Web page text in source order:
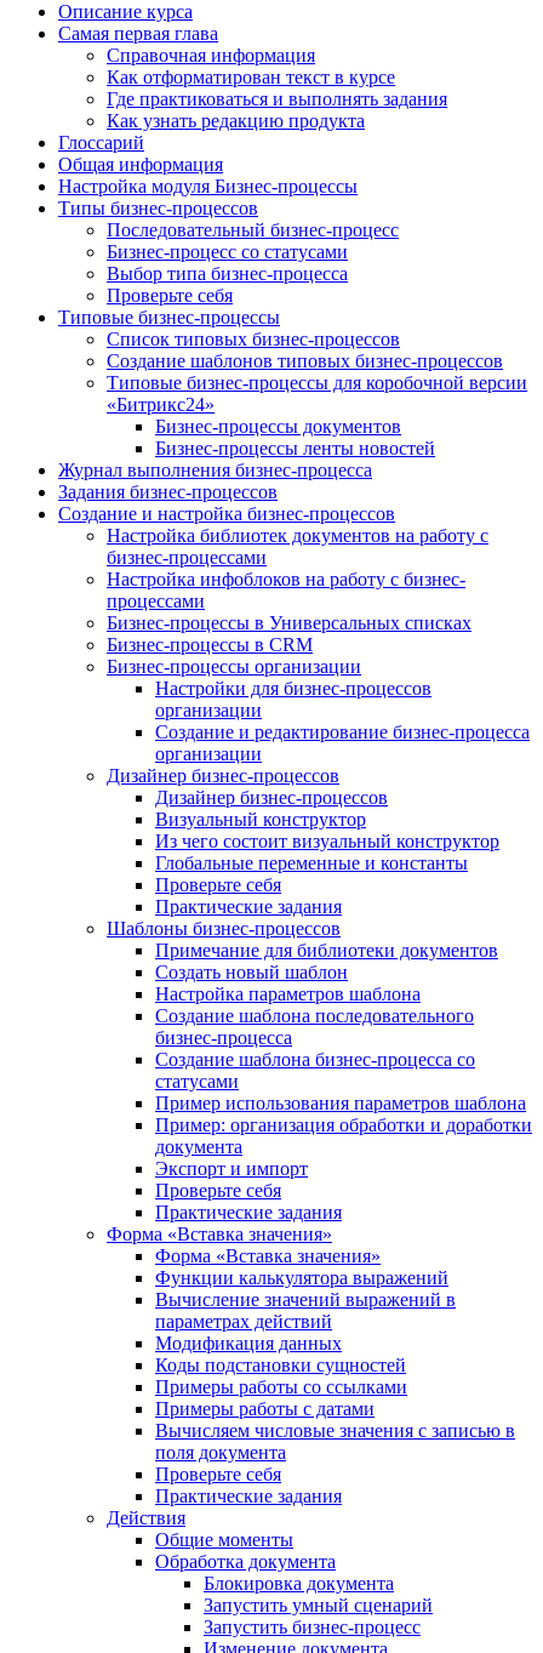
Описание курса
Самая первая глава
Справочная информация
Как отформатирован текст в курсе
Где практиковаться и выполнять задания
Как узнать редакцию продукта
Глоссарий
Общая информация
Настройка модуля Бизнес-процессы
Типы бизнес-процессов
Последовательный бизнес-процесс
Бизнес-процесс со статусами
Выбор типа бизнес-процесса
Проверьте себя
Типовые бизнес-процессы
Список типовых бизнес-процессов
Создание шаблонов типовых бизнес-процессов
Типовые бизнес-процессы для коробочной версии
«Битрикс24»
Бизнес-процессы документов
Бизнес-процессы ленты новостей
Журнал выполнения бизнес-процесса
Задания бизнес-процессов
Создание и настройка бизнес-процессов
Настройка библиотек документов на работу с
бизнес-процессами
Настройка инфоблоков на работу с бизнес-
процессами
Бизнес-процессы в Универсальных списках
Бизнес-процессы в CRM
Бизнес-процессы организации
Настройки для бизнес-процессов
организации
Создание и редактирование бизнес-процесса
организации
Дизайнер бизнес-процессов
Дизайнер бизнес-процессов
Визуальный конструктор
Из чего состоит визуальный конструктор
Глобальные переменные и константы
Проверьте себя
Практические задания
Шаблоны бизнес-процессов
Примечание для библиотеки документов
Создать новый шаблон
Настройка параметров шаблона
Создание шаблона последовательного
бизнес-процесса
Создание шаблона бизнес-процесса со
статусами
Пример использования параметров шаблона
Пример: организация обработки и доработки
документа
Экспорт и импорт
Проверьте себя
Практические задания
Форма «Вставка значения»
Форма «Вставка значения»
Функции калькулятора выражений
Вычисление значений выражений в
параметрах действий
Модификация данных
Коды подстановки сущностей
Примеры работы со ссылками
Примеры работы с датами
Вычисляем числовые значения с записью в
поля документа
Проверьте себя
Практические задания
Действия
Общие моменты
Обработка документа
Блокировка документа
Запустить умный сценарий
Запустить бизнес-процесс
Изменение документа